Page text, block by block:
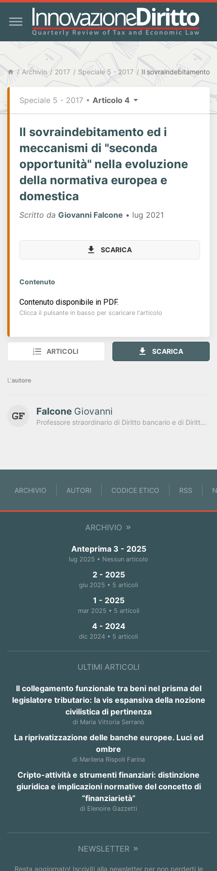
Archivio 2017 Speciale 5 - 2017
Speciale 5 - 2017 • Articolo 4
Il sovraindebitamento ed i
meccanismi di "seconda
opportunità" nella evoluzione
della normativa europea e
domestica
Scritto da Giovanni Falcone • lug 2021
SCARICA
Contenuto
Contenuto disponibile in PDF.
Clicca il pulsante in basso per scaricare l'articolo
ARTICOLI SCARICA
L'autore
Falcone Giovanni
Professore straordinario di Diritto bancario e di Diritto dell’Economia presso l’Università Telematica “Pegaso” - Membro dell'Ufficio Presidio Normativo Legale e Societario Bper Banca S.p.A
ARCHIVIO AUTORI CODICE ETICO RSS
ARCHIVIO
Anteprima 3 - 2025
lug 2025 • Nessun articolo
2 - 2025
giu 2025 • 5 articoli
1 - 2025
mar 2025 • 5 articoli
4 - 2024
dic 2024 • 5 articoli
ULTIMI ARTICOLI
Il collegamento funzionale tra beni nel prisma del
legislatore tributario: la vis espansiva della nozione
civilistica di pertinenza
di Maria Vittoria Serranò
La riprivatizzazione delle banche europee. Luci ed
ombre
di Marilena Rispoli Farina
Cripto-attività e strumenti finanziari: distinzione
giuridica e implicazioni normative del concetto di
“finanziarietà”
di Elenoire Gazzetti
NEWSLETTER
Resta aggiornato! Iscriviti alla newsletter per non perderti le